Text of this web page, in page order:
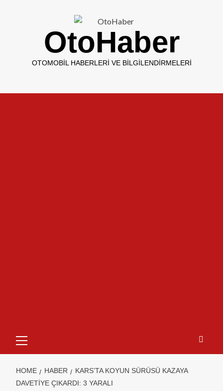
OtoHaber
OTOMOBIL HABERLERI VE BILGILENDIRMELERI
HOME HABER
KARS’TA KOYUN SÜRÜSÜ KAZAYA
DAVETIYE ÇIKARDI: 3 YARALI